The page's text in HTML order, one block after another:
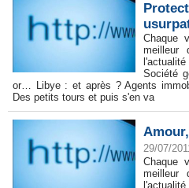
Chaque
meilleur
Société
or… Libye : et après ? Agents
Des petits tours et puis s'en va
29/07/
Chaque
meilleur